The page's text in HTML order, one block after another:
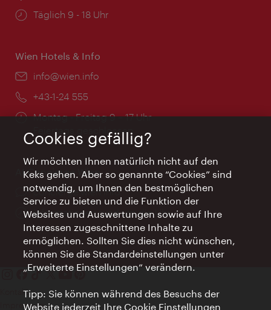
Öffnungszeiten:
Täglich 9 - 18 Uhr
Wien Hotels & Info
Email:
info@wien.info
Telefon:
+43-1-24 555
Öffnungszeiten:
Montag - Freitag 9 – 17 Uhr
Feiertags geschlossen
AI Concierge Wien
Ort:
concierge.wien.info
Öffnungszeiten:
Informationen rund um die Uhr
Kontakt
Impressum
Cookies gefällig?
Wir möchten Ihnen natürlich nicht auf den
Keks gehen. Aber so genannte “Cookies” sind
notwendig, um Ihnen den bestmöglichen
Service zu bieten und die Funktion der
Websites und Auswertungen sowie auf Ihre
Interessen zugeschnittene Inhalte zu
ermöglichen. Sollten Sie dies nicht wünschen,
können Sie die Standardeinstellungen unter
„Erweiterte Einstellungen“ verändern.
Tipp: Sie können während des Besuchs der
Website jederzeit Ihre Cookie Einstellungen